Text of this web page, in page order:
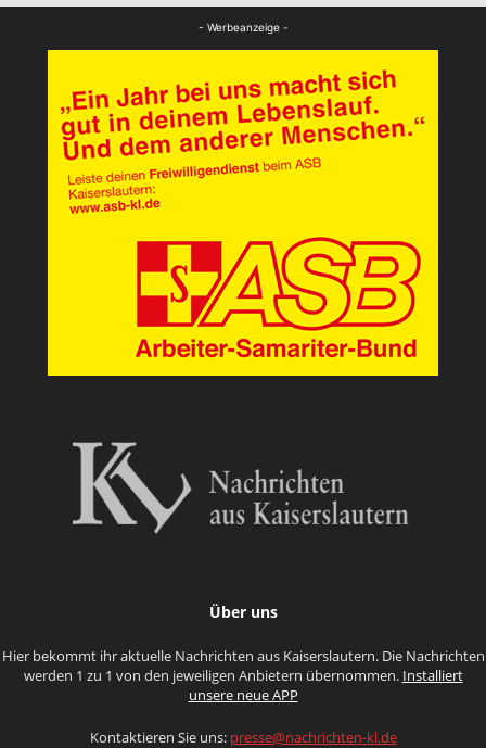
- Werbeanzeige -
Über uns
Hier bekommt ihr aktuelle Nachrichten aus Kaiserslautern. Die Nachrichten
werden 1 zu 1 von den jeweiligen Anbietern übernommen. Installiert
unsere neue APP
Kontaktieren Sie uns: presse@nachrichten-kl.de